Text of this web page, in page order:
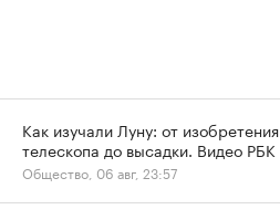
Как изучали Луну: от изобретения
телескопа до высадки. Видео РБК
Общество, 06 авг, 23:57